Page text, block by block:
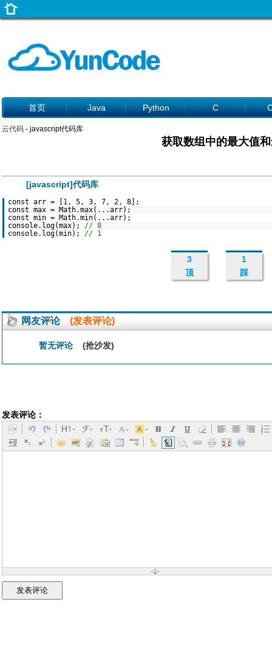
首页 Java Python C
云代码 - javascript代码库
获取数组中的最大值
[javascript]代码库
const arr = [1, 5, 3, 7, 2, 8];
const max = Math.max(...arr);
const min = Math.min(...arr);
console.log(max); // 8
console.log(min); // 1
3
顶
1
踩
网友评论 (发表评论)
暂无评论 (抢沙发)
发表评论：